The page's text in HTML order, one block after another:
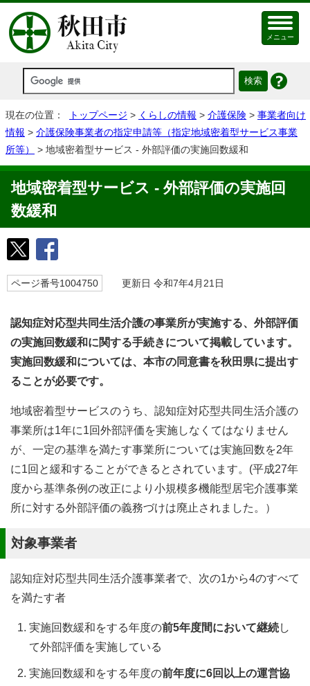
メニュー
現在の位置： トップページ > くらしの情報 > 介護保険 > 事業者向け
情報 > 介護保険事業者の指定申請等（指定地域密着型サービス事業
所等）
> 地域密着型サービス - 外部評価の実施回数緩和
地域密着型サービス - 外部評価の実施回
数緩和
ページ番号1004750 更新日 令和7年4月21日
認知症対応型共同生活介護の事業所が実施する、外部評価
の実施回数緩和に関する手続きについて掲載しています。
実施回数緩和については、本市の同意書を秋田県に提出す
ることが必要です。
地域密着型サービスのうち、認知症対応型共同生活介護の
事業所は1年に1回外部評価を実施しなくてはなりません
が、一定の基準を満たす事業所については実施回数を2年
に1回と緩和することができるとされています。(平成27年
度から基準条例の改正により小規模多機能型居宅介護事業
所に対する外部評価の義務づけは廃止されました。）
対象事業者
認知症対応型共同生活介護事業者で、次の1から4のすべて
を満たす者
実施回数緩和をする年度の前5年度間において継続し
て外部評価を実施している
実施回数緩和をする年度の前年度に6回以上の運営協